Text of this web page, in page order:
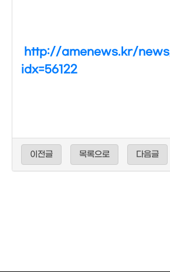
http://amenews.kr/
idx=56122
이전글 목록으로 다음글